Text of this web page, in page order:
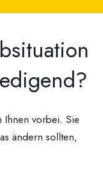
Ihnen vorbei. Sie
ändern sollten,